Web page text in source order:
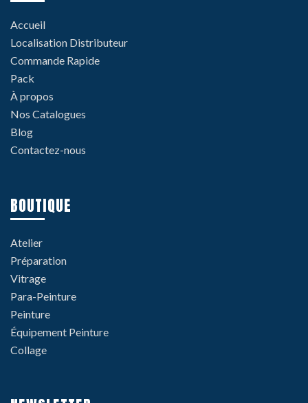
Accueil
Localisation Distributeur
Commande Rapide
Pack
À propos
Nos Catalogues
Blog
Contactez-nous
BOUTIQUE
Atelier
Préparation
Vitrage
Para-Peinture
Peinture
Équipement Peinture
Collage